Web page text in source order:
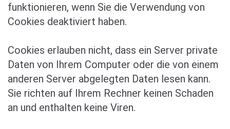
funktionieren, wenn Sie die Verwendung von
Cookies deaktiviert haben.
Cookies erlauben nicht, dass ein Server private
Daten von Ihrem Computer oder die von einem
anderen Server abgelegten Daten lesen kann.
Sie richten auf Ihrem Rechner keinen Schaden
an und enthalten keine Viren.